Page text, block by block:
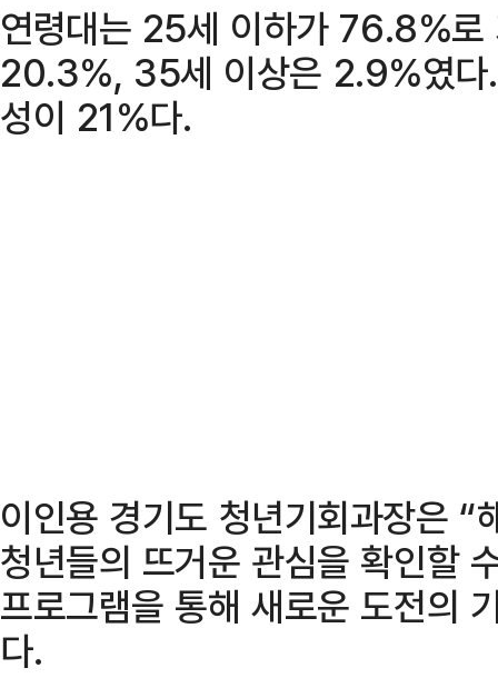
연령대는 25세 이하가 76.8%
20.3%, 35세 이상은 2.9%였다
성이 21%다.
이인용 경기도 청년기회과장은
청년들의 뜨거운 관심을 확인할
프로그램을 통해 새로운 도전의
다.